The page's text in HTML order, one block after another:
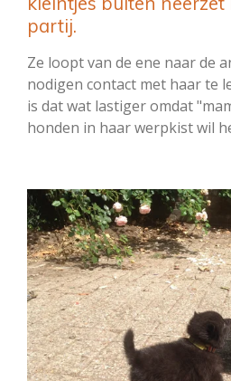
partij.
Ze loopt van de ene naar de
nodigen contact met haar te
is dat wat lastiger omdat
honden in haar werpkist wil